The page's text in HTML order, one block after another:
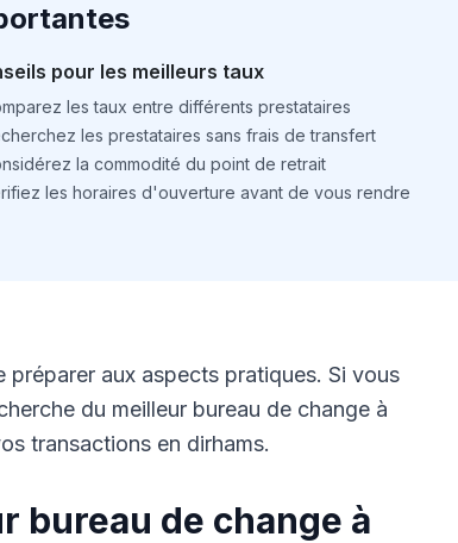
pour les meilleurs taux
les taux entre différents prestataires
les prestataires sans frais de transfert
la commodité du point de retrait
les horaires d'ouverture avant de vous rendre
aux aspects pratiques. Si vous
du meilleur bureau de change à
transactions en dirhams.
bureau de change à